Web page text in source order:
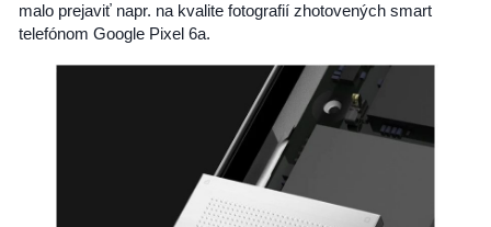
malo prejaviť napr. na kvalite fotografií zhotovených smart
telefónom Google Pixel 6a.